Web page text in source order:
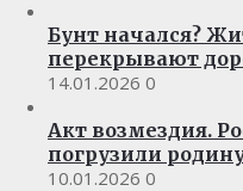
Бунт начался?
перекрывают
14.01.2026 0
Акт возмездия.
погрузили
10.01.2026 0